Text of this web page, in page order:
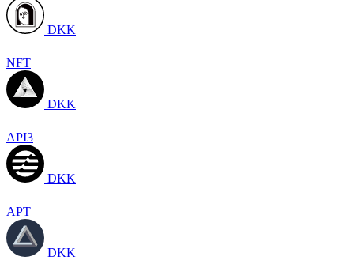
DKK
NFT
DKK
API3
DKK
APT
DKK